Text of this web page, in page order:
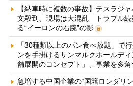
【納車時に複数の事故】テスラジ
文殺到、現場は大混乱 トラブル続
る“イーロンの右腕”の影
「30種類以上のパン食べ放題」で
ンを手掛けるサンマルクホールデ
舗展開のコンセプト」、事業を多
急増する中国企業の“国籍ロンダリ